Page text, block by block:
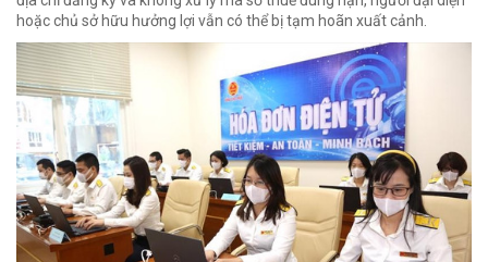
hoặc chủ sở hữu hưởng lợi vẫn có thể bị tạm hoãn xuất cảnh.